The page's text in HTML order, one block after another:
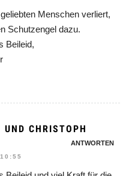
Menschen verliert,
Schutzengel dazu.
Beileid,
CHRISTOPH
ANTWORTEN